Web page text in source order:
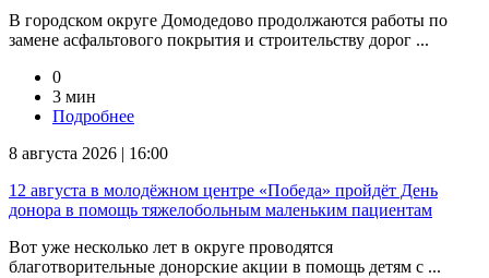
В городском округе Домодедово продолжаются работы по
замене асфальтового покрытия и строительству дорог ...
0
3 мин
Подробнее
8 августа 2026 | 16:00
12 августа в молодёжном центре «Победа» пройдёт День
донора в помощь тяжелобольным маленьким пациентам
Вот уже несколько лет в округе проводятся
благотворительные донорские акции в помощь детям с ...